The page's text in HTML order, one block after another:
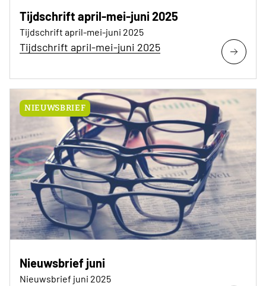
Tijdschrift april-mei-juni 2025
Tijdschrift april-mei-juni 2025
Tijdschrift april-mei-juni 2025
NIEUWSBRIEF
Nieuwsbrief juni
Nieuwsbrief juni 2025